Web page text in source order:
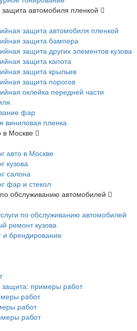
защита автомобиля пленкой
защита автомобиля пленкой
защита бампера
защита других элементов кузова
защита капота
защита крыльев
защита порогов
оклейка передней части
фар
виниловая пленка
в Москве
авто в Москве
кузова
салона
фар и стекол
обслуживанию автомобилей
по обслуживанию автомобилей
ремонт кузова
и брендирование
защита: примеры работ
работ
работ
работ